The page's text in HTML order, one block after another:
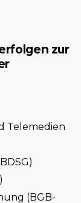
zur
Telemedien
(BGB-